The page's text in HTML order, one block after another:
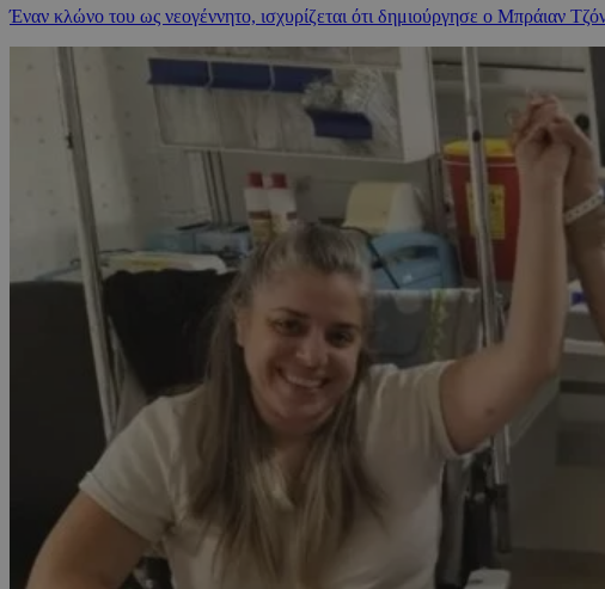
Έναν κλώνο του ως νεογέννητο, ισχυρίζεται ότι δημιούργησε ο Μπράιαν